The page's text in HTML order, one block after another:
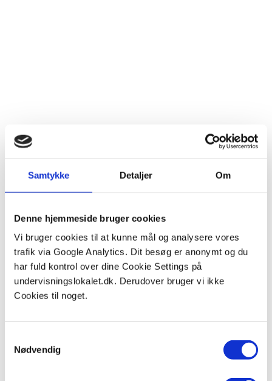
Samtykke Detaljer Om
Denne hjemmeside bruger cookies
Vi bruger cookies til at kunne mål og analysere vores
trafik via Google Analytics. Dit besøg er anonymt og du
har fuld kontrol over dine Cookie Settings på
undervisningslokalet.dk. Derudover bruger vi ikke
Cookies til noget.
Nødvendig